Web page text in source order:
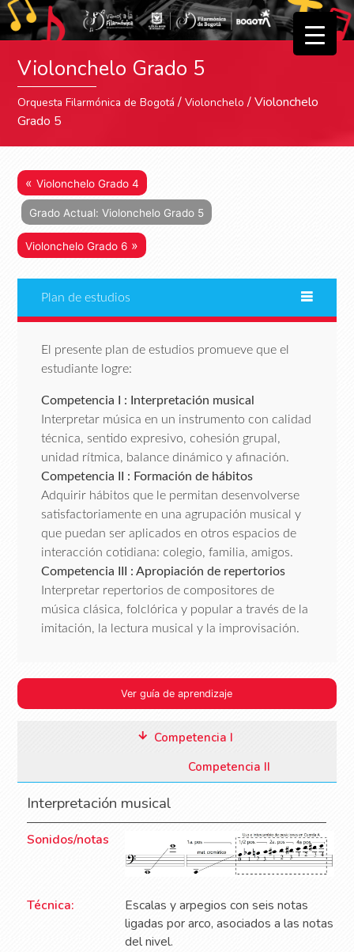
Violonchelo Grado 5
Orquesta Filarmónica de Bogotá /Violonchelo / Violonchelo
Grado 5
«Violonchelo Grado 4
Grado Actual: Violonchelo Grado 5
Violonchelo Grado 6 »
Plan de estudios
El presente plan de estudios promueve que el
estudiante logre:
Competencia I : Interpretación musical
Interpretar música en un instrumento con calidad
técnica, sentido expresivo, cohesión grupal,
unidad rítmica, balance dinámico y afinación.
Competencia II : Formación de hábitos
Adquirir hábitos que le permitan desenvolverse
satisfactoriamente en una agrupación musical y
que puedan ser aplicados en otros espacios de
interacción cotidiana: colegio, familia, amigos.
Competencia III : Apropiación de repertorios
Interpretar repertorios de compositores de
música clásica, folclórica y popular a través de la
imitación, la lectura musical y la improvisación.
Ver guía de aprendizaje
Competencia I
Competencia II
Interpretación musical
Sonidos/notas
Técnica:
Escalas y arpegios con seis notas
ligadas por arco, asociados a las notas
del nivel.